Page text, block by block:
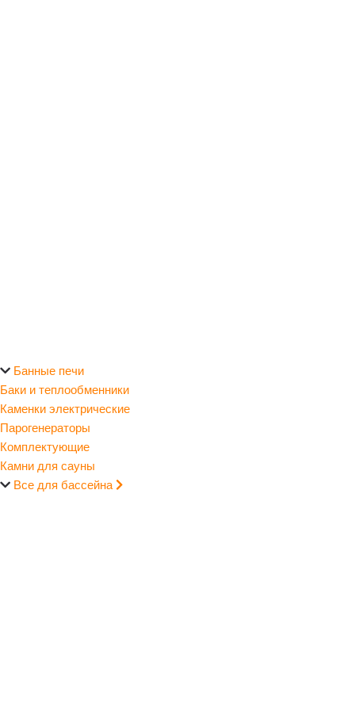
Банные печи
Баки и теплообменники
Каменки электрические
Парогенераторы
Комплектующие
Камни для сауны
Все для бассейна